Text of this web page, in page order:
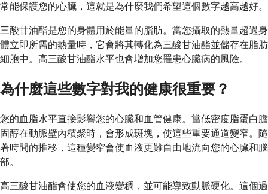
常能保護您的心臟，這就是為什麼我們希望這個數字越高越好。
三酸甘油酯是您的身體用於能量的脂肪。當您攝取的熱量超過身
體立即所需的熱量時，它會將其轉化為三酸甘油酯並儲存在脂肪
細胞中。高三酸甘油酯水平也會增加您罹患心臟病的風險。
為什麼這些數字對我的健康很重要？
您的血脂水平直接影響您的心臟和血管健康。當低密度脂蛋白膽
固醇在動脈壁內積聚時，會形成斑塊，使這些重要通道變窄。隨
著時間的推移，這種變窄會使血液更難自由地流向您的心臟和腦
部。
高三酸甘油酯會使您的血液變稠，並可能導致動脈硬化。這個過